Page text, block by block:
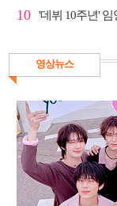
10
영상뉴스